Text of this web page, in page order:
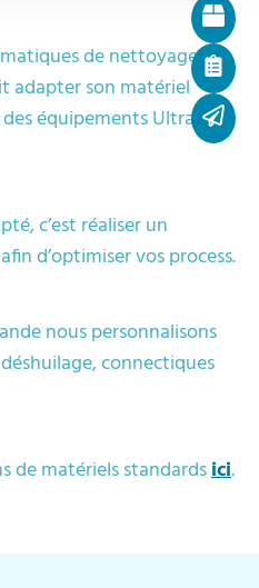
de nettoyage de
adapter son matériel
équipements Ultrasons
c’est réaliser un
d’optimiser vos process.
nous personnalisons
connectiques
de matériels standardsici.